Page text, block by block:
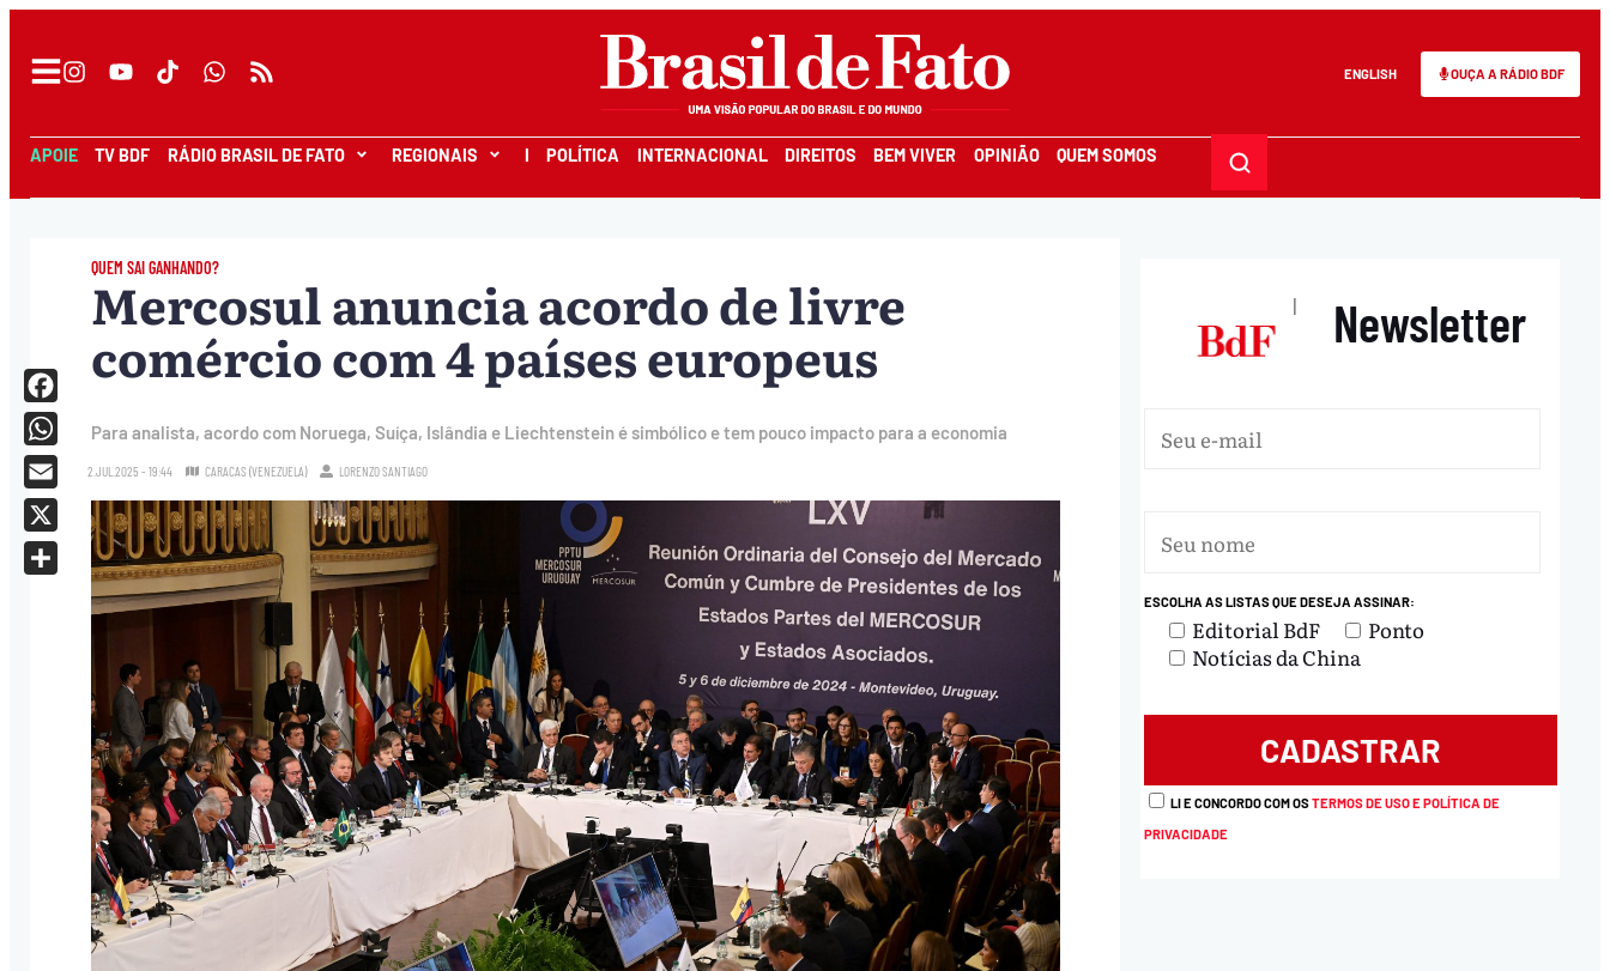
ENGLISH OUÇA A RÁDIO BDF
APOIE TV BDF RÁDIO BRASIL DE FATO REGIONAIS I POLÍTICA INTERNACIONAL DIREITOS BEM VIVER OPINIÃO QUEM SOMOS
QUEM SAI GANHANDO?
Mercosul anuncia acordo de livre
comércio com 4 países europeus
Para analista, acordo com Noruega, Suíça, Islândia e Liechtenstein é simbólico e tem pouco impacto para a economia
2.JUL.2025 - 19:44 CARACAS (VENEZUELA) LORENZO SANTIAGO
Facebook
WhatsApp
Email
X
| Newsletter
ESCOLHA AS LISTAS QUE DESEJA ASSINAR:
Editorial BdF
Ponto
Notícias da China
LI E CONCORDO COM OSTERMOS DE USO E POLÍTICA DE
PRIVACIDADE